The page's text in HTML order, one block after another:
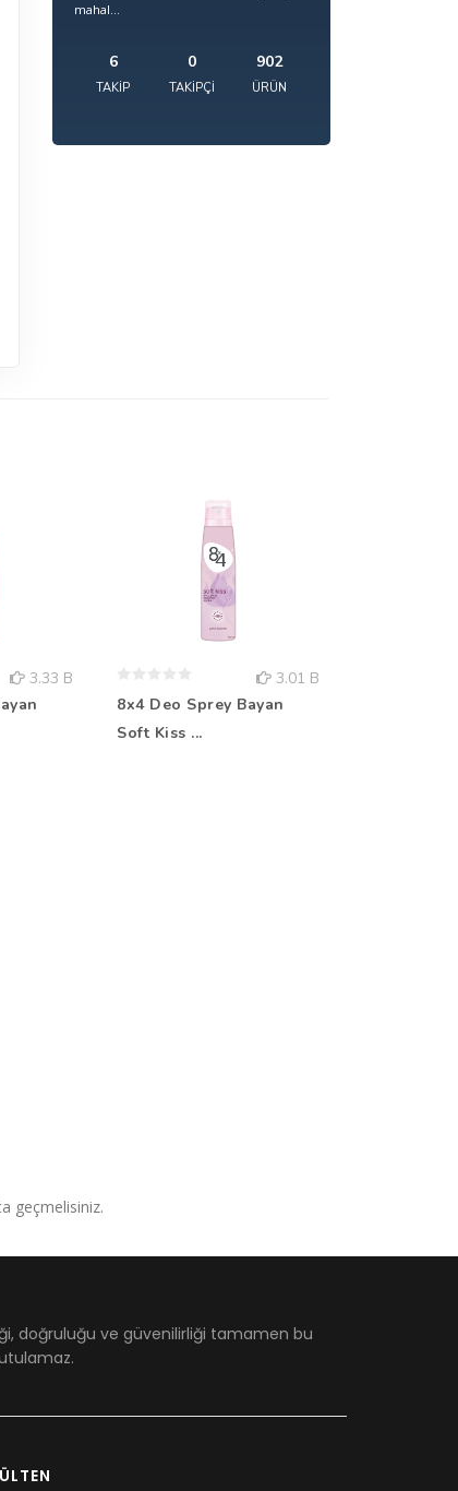
mahal...
6
TAKIP
0
TAKIPÇI
902
ÜRÜN
3.33 B
3.01 B
8x4 Deo Sprey Bayan
Soft Kiss ...
geçmelisiniz.
doğruluğu ve güvenilirliği tamamen bu